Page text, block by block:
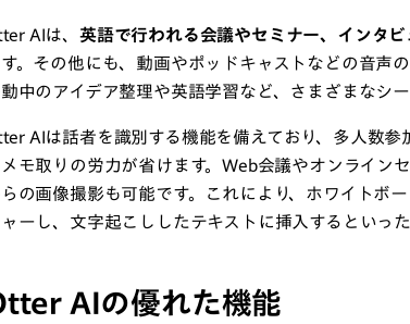
AIは、 英語で行われる会議やセミナー、インタ
。その他にも、動画やポッドキャストなどの音声
中のアイデア整理や英語学習など、さまざまなシー
AIは話者を識別する機能を備えており、多人数
モ取りの労力が省けます。Web会議やオンライン
の画像撮影も可能です。これにより、ホワイトボ
ーし、文字起こししたテキストに挿入するといっ
AIの優れた機能